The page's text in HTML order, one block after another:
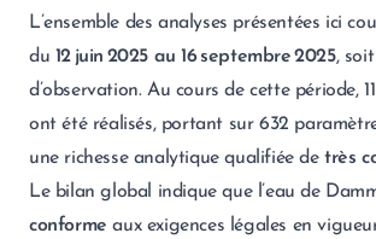
L’ensemble des analyses présentées ici
du 12 juin 2025 au 16 septembre 2025,
d’observation. Au cours de cette période,
ont été réalisés, portant sur 632
une richesse analytique qualifiée detrès
Le bilan global indique que l’eau de
conforme aux exigences légales en